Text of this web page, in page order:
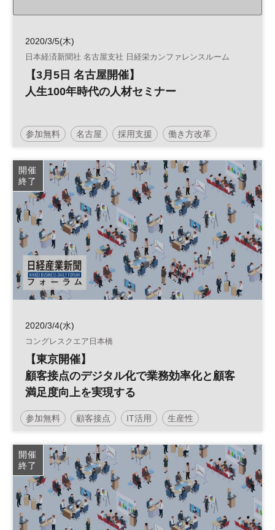
2020/3/5(木)
日本経済新聞社 名古屋支社 日経栄カンファレンスルーム
【3月5日 名古屋開催】
人生100年時代の人材セミナー
参加無料 名古屋 採用支援 働き方改革
人材活用 人生100年時代 セカンドキャリア
平日夜開催
開催
終了
2020/3/4(水)
コングレスクエア日本橋
【東京開催】
顧客接点のデジタル化で業務効率化と顧客
満足度向上を実現する
参加無料 顧客接点 IT活用 生産性
従業員満足度 働き方改革
日経産業新聞フォーラム
開催
終了